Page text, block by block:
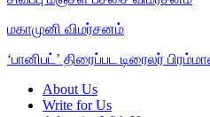
மகாமுனி விமர்சனம்
‘பானிபட்’ திரைப்பட டிரைலர்
About Us
Write for Us